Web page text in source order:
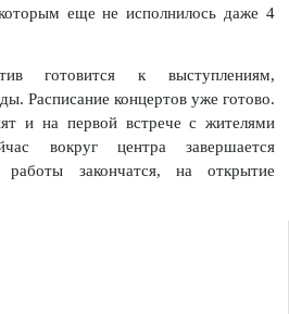
еще не исполнилось даже 4
готовится к выступлениям,
Расписание концертов уже готово.
и на первой встрече с жителями
вокруг центра завершается
работы закончатся, на открытие